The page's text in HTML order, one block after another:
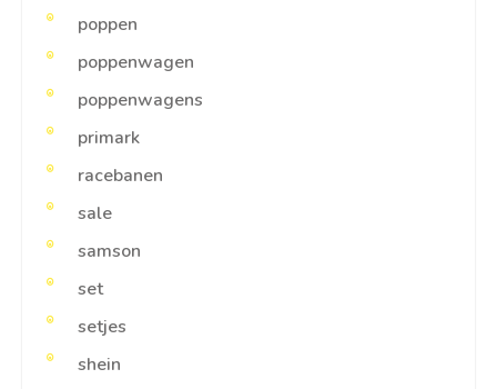
poppen
poppenwagen
poppenwagens
primark
racebanen
sale
samson
set
setjes
shein